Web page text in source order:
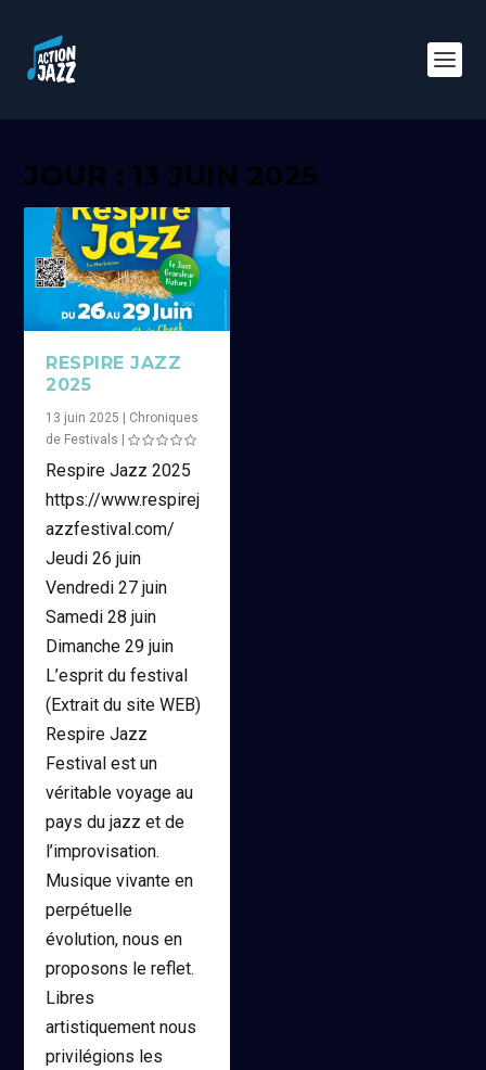
JOUR : 13 JUIN 2025
RESPIRE JAZZ
2025
13 juin 2025 | Chroniques
de Festivals |
Respire Jazz 2025
https://www.respirej
azzfestival.com/
Jeudi 26 juin ​
Vendredi 27 juin
Samedi 28 juin
Dimanche 29 juin ​
L’esprit du festival
(Extrait du site WEB)
Respire Jazz
Festival est un
véritable voyage au
pays du jazz et de
l’improvisation.
Musique vivante en
perpétuelle
évolution, nous en
proposons le reflet. ​
Libres
artistiquement nous
privilégions les